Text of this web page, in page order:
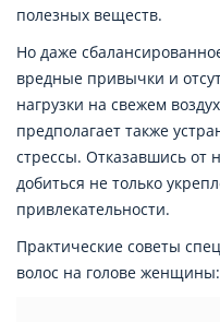
полезных веществ.
Но даже
вредные привычки и
нагрузки на свежем
предполагает также
стрессы. Отказавшись от
добиться не только
привлекательности.
Практические советы
волос на голове женщины: